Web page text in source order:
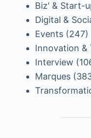
Biz' & Start-
Digital &
Events(247)
Innovation &
Interview
Marques